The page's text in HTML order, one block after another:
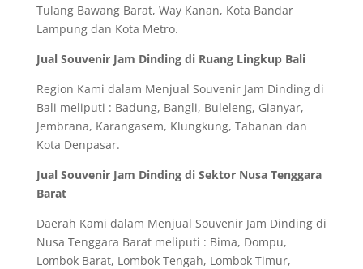
Tulang Bawang Barat, Way Kanan, Kota Bandar
Lampung dan Kota Metro.
Jual Souvenir Jam Dinding di Ruang Lingkup Bali
Region Kami dalam Menjual Souvenir Jam Dinding di
Bali meliputi : Badung, Bangli, Buleleng, Gianyar,
Jembrana, Karangasem, Klungkung, Tabanan dan
Kota Denpasar.
Jual Souvenir Jam Dinding di Sektor Nusa Tenggara
Barat
Daerah Kami dalam Menjual Souvenir Jam Dinding di
Nusa Tenggara Barat meliputi : Bima, Dompu,
Lombok Barat, Lombok Tengah, Lombok Timur,